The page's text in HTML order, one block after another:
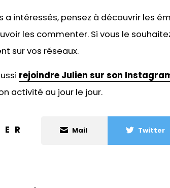
a intéressés, pensez à découvrir les
les commenter. Si vous le
sur vos réseaux.
rejoindre Julien sur son
activité au jour le jour.
Mail Twitter